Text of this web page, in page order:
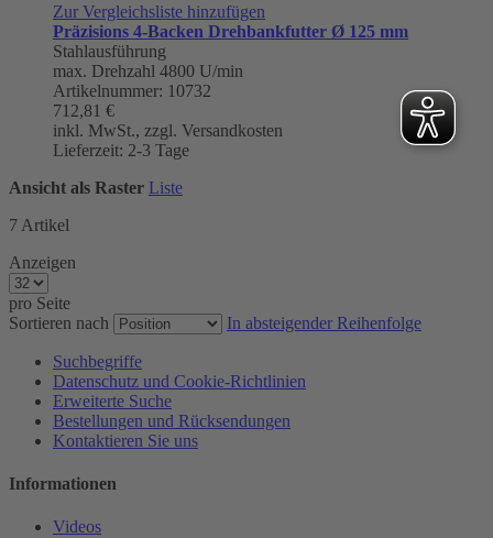
Zur Vergleichsliste hinzufügen
Präzisions 4-Backen Drehbankfutter Ø 125 mm
Stahlausführung
max. Drehzahl 4800 U/min
Artikelnummer: 10732
712,81 €
inkl. MwSt., zzgl. Versandkosten
Lieferzeit: 2-3 Tage
Ansicht als Raster Liste
7 Artikel
Anzeigen
pro Seite
Sortieren nach
In absteigender Reihenfolge
Suchbegriffe
Datenschutz und Cookie-Richtlinien
Erweiterte Suche
Bestellungen und Rücksendungen
Kontaktieren Sie uns
Informationen
Videos